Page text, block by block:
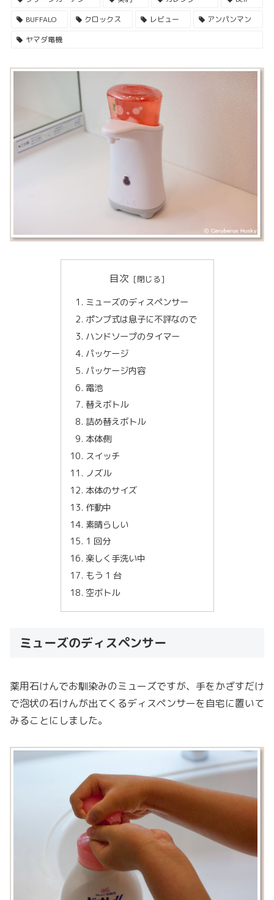
BUFFALO
クロックス レビュー
アンパンマン
ヤマダ電機
目次
ミューズのディスペンサー
ポンプ式は息子に不評なので
ハンドソープのタイマー
パッケージ
パッケージ内容
電池
替えボトル
詰め替えボトル
本体側
スイッチ
ノズル
本体のサイズ
作動中
素晴らしい
1 回分
楽しく手洗い中
もう 1 台
空ボトル
ミューズのディスペンサー
薬用石けんでお馴染みのミューズですが、手をかざすだけ
で泡状の石けんが出てくるディスペンサーを自宅に置いて
みることにしました。